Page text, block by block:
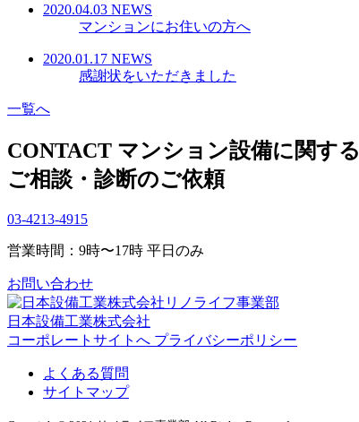
2020.04.03 NEWS
マンションにお住いの方へ
2020.01.17 NEWS
感謝状をいただきました
一覧へ
CONTACT マンション設備に関する
ご相談・診断のご依頼
03-4213-4915
営業時間：9時〜17時 平日のみ
お問い合わせ
日本設備工業株式会社
コーポレートサイトへ プライバシーポリシー
よくある質問
サイトマップ